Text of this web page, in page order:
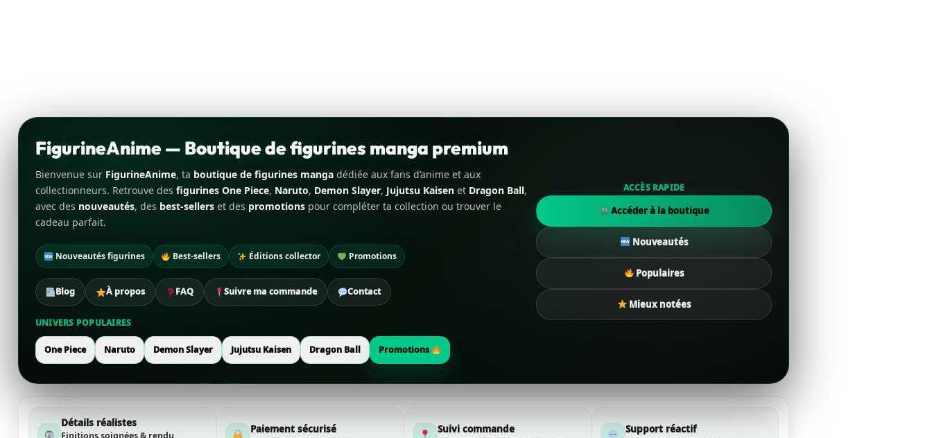
FigurineAnime — Boutique de figurines manga premium
Bienvenue sur FigurineAnime, ta boutique de figurines manga dédiée aux fans d’anime et aux
collectionneurs. Retrouve des figurines One Piece, Naruto, Demon Slayer, Jujutsu Kaisen et Dragon Ball,
avec des nouveautés, des best-sellers et des promotions pour compléter ta collection ou trouver le
cadeau parfait.
Nouveautés figurines Best-sellers Éditions collector Promotions
Blog À propos FAQ Suivre ma commande Contact
UNIVERS POPULAIRES
One Piece Naruto Demon Slayer Jujutsu Kaisen Dragon Ball Promotions
ACCÈS RAPIDE
Accéder à la boutique
Nouveautés
Populaires
Mieux notées
Détails réalistes Paiement sécurisé Suivi commande Support réactif